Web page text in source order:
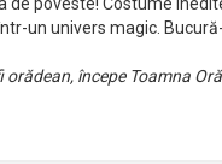
de poveste! Costume
un univers magic.
începe Toamna